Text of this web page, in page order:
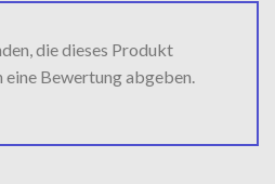
die dieses Produkt
Bewertung abgeben.